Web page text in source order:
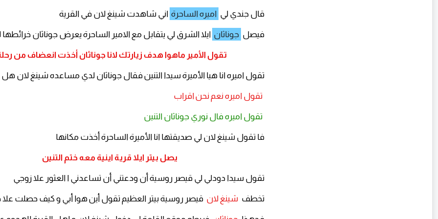
قال جندي لي اميره الساحرة اني شاهدت شينغ لان في القرية
فيصل جوناثان ايلا الشرق لي يتقابل مع الامير الساحرة يعرض جوناثان خرائطها
تقول الأمير ماهوا هدف زيارتك لانا جوناثان أخذت انعضاف من
تقول اميره انا هيا الأميرة سيدا التنين فقال جوناثان لدي مساعده شينغ لان هل
تقول اميره نعم نحن اقراب
تقول اميره فال نوري جوناثان التنين
فا تقول شينغ لان لي صديقتها انا الأميرة الساحرة أخذت مكانها
يصل بيتر ايلا قرية اينية معه ختم التنين
تقول سيدا دودلي لي قيصر روسية أن ودعتني أن تساعدني ا العثور علا زوجي
تخطف شينغ لان قيصر روسية بيتر العظيم تقول أين هوا أبي و كيف حصلت علا